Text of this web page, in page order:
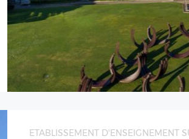
ETABLISSEMENT D'ENSEIGNEMENT